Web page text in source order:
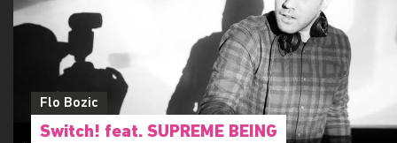
Flo Bozic
Switch! feat. SUPREME BEING